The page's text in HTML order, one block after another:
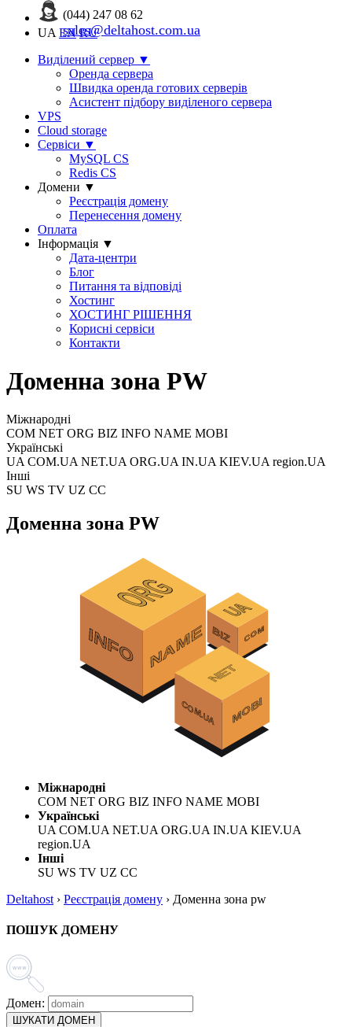
(044) 247 08 62
sales@deltahost.com.ua
UA EN RU
Виділений сервер ▼
Оренда сервера
Швидка оренда готових серверів
Асистент підбору виділеного сервера
VPS
Cloud storage
Сервіси ▼
MySQL CS
Redis CS
Домени ▼
Реєстрація домену
Перенесення домену
Оплата
Інформація ▼
Дата-центри
Блог
Питання та відповіді
Хостинг
ХОСТИНГ РІШЕННЯ
Корисні сервіси
Контакти
Доменна зона PW
Міжнародні
COM NET ORG BIZ INFO NAME MOBI
Українські
UA COM.UA NET.UA ORG.UA IN.UA KIEV.UA region.UA
Інші
SU WS TV UZ CC
Доменна зона PW
Міжнародні
COM NET ORG BIZ INFO NAME MOBI
Українські
UA COM.UA NET.UA ORG.UA IN.UA KIEV.UA
region.UA
Інші
SU WS TV UZ CC
Deltahost › Реєстрація домену › Доменна зона pw
ПОШУК ДОМЕНУ
Домен:
ШУКАТИ ДОМЕН